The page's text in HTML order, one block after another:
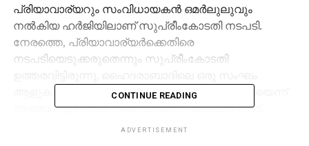
പ്രിയാവാര്യറും സംവിധായകന്‍ ഒമര്‍ലുലുവും
നല്‍കിയ ഹര്‍ജിയിലാണ് സുപ്രീംകോടതി നടപടി.
നേരത്തെ, പ്രിയാവാര്യര്‍ക്കെതിരെ
നടപടിയെടുക്കരുതെന്നും സുപ്രീംകോടതി
ആളുകളാണ് ഗാനം മതവികാരം വ്രണപ്പെടുത്തിയെന്ന്
ആരോപിച്ച് പൊലീസില്‍ പരാതി നല്‍കിയിരുന്നത്.
CONTINUE READING
ADVERTISEMENT